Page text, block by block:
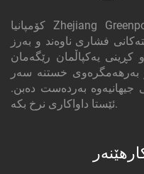
کۆمپانیا Zhejiang Greenpower Electric Co., Ltd کلیدگه‌ی
فشاری ناوەند و بەرز
کڕینی یەکپاڵمان رێگەمان
بەرهەمگرەوی خستنە سەر
جیهانیەوە بەردەست دەبن.
ئێستا داواکاری نرخ بکە.